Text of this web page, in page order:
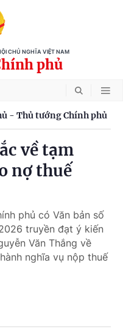
CHỦ NGHĨA VIỆT NAM
phủ
- Thủ tướng Chính phủ
về tạm
nợ thuế
phủ có Văn bản số
truyền đạt ý kiến
Văn Thắng về
nghĩa vụ nộp thuế